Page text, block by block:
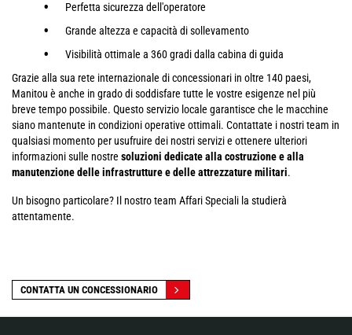
Perfetta sicurezza dell'operatore
Grande altezza e capacità di sollevamento
Visibilità ottimale a 360 gradi dalla cabina di guida
Grazie alla sua rete internazionale di concessionari in oltre 140 paesi,
Manitou è anche in grado di soddisfare tutte le vostre esigenze nel più
breve tempo possibile. Questo servizio locale garantisce che le macchine
siano mantenute in condizioni operative ottimali. Contattate i nostri team in
qualsiasi momento per usufruire dei nostri servizi e ottenere ulteriori
informazioni sulle nostre soluzioni dedicate alla costruzione e alla
manutenzione delle infrastrutture e delle attrezzature militari.
Un bisogno particolare? Il nostro team Affari Speciali la studierà
attentamente.
CONTATTA UN CONCESSIONARIO